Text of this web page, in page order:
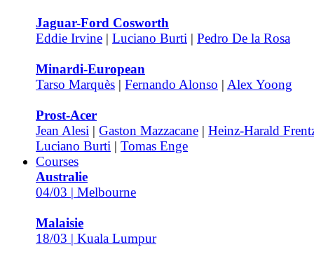
Jaguar-Ford Cosworth
Eddie Irvine | Luciano Burti | Pedro De la Rosa
Minardi-European
Tarso Marquès | Fernando Alonso | Alex Yoong
Prost-Acer
Jean Alesi | Gaston Mazzacane | Heinz-Harald
Luciano Burti | Tomas Enge
Courses
Australie
04/03 | Melbourne
Malaisie
18/03 | Kuala Lumpur